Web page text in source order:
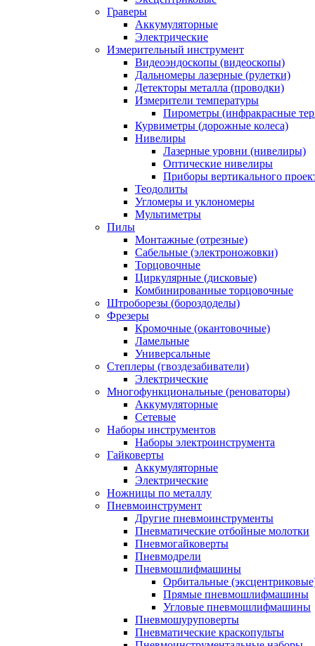
Граверы
Аккумуляторные
Электрические
Измерительный инструмент
Видеоэндоскопы (видеоскопы)
Дальномеры лазерные (рулетки)
Детекторы металла (проводки)
Измерители температуры
Пирометры (инфракрасные
Курвиметры (дорожные колеса)
Нивелиры
Лазерные уровни (нивелиры)
Оптические нивелиры
Приборы вертикального
Теодолиты
Угломеры и уклономеры
Мультиметры
Пилы
Монтажные (отрезные)
Сабельные (электроножовки)
Торцовочные
Циркулярные (дисковые)
Комбинированные торцовочные
Штроборезы (бороздоделы)
Фрезеры
Кромочные (окантовочные)
Ламельные
Универсальные
Степлеры (гвоздезабиватели)
Электрические
Многофункциональные (реноваторы)
Аккумуляторные
Сетевые
Наборы инструментов
Наборы электроинструмента
Гайковерты
Аккумуляторные
Электрические
Ножницы по металлу
Пневмоинструмент
Другие пневмоинструменты
Пневматические отбойные молотки
Пневмогайковерты
Пневмодрели
Пневмошлифмашины
Орбитальные
Прямые пневмошлифмашины
Угловые пневмошлифмашины
Пневмошуруповерты
Пневматические краскопульты